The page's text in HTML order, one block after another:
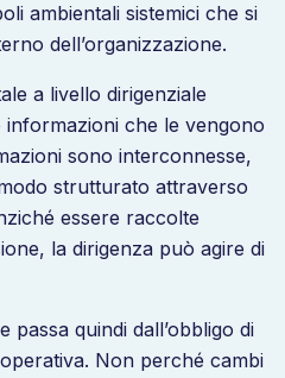
ambientali sistemici che si
dell’organizzazione.
a livello dirigenziale
informazioni che le vengono
sono interconnesse,
strutturato attraverso
essere raccolte
la dirigenza può agire di
passa quindi dall’obbligo di
Non perché cambi